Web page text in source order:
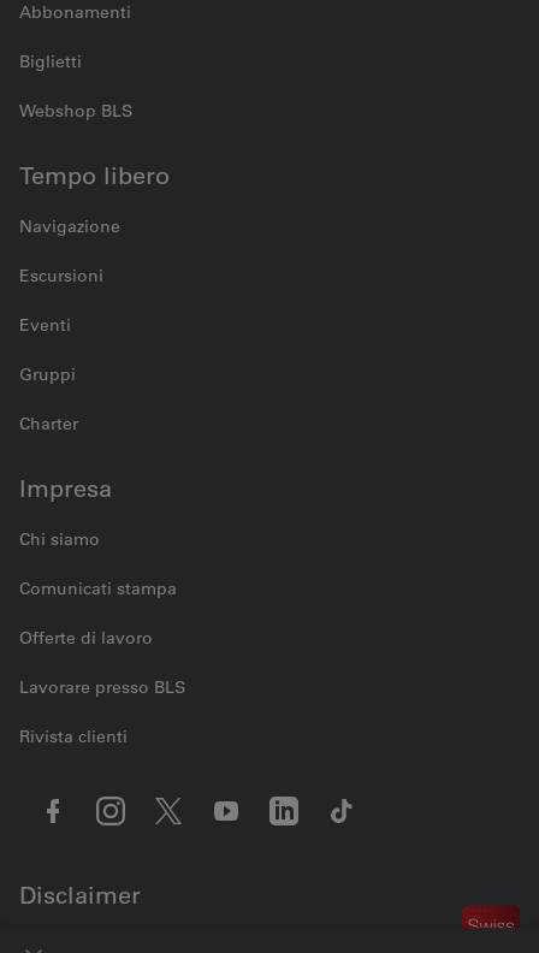
Abbonamenti
Biglietti
Webshop BLS
Tempo libero
Navigazione
Escursioni
Eventi
Gruppi
Charter
Impresa
Chi siamo
Comunicati stampa
Offerte di lavoro
Lavorare presso BLS
Rivista clienti
Disclaimer